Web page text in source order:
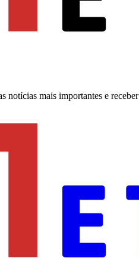
notícias mais importantes e receber